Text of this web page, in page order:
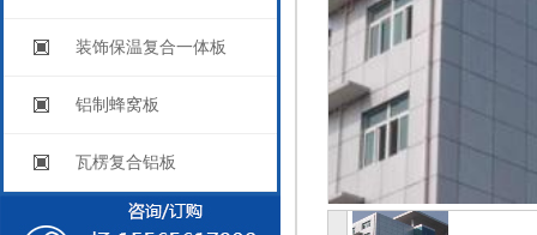
装饰保温复合一体板
铝制蜂窝板
瓦楞复合铝板